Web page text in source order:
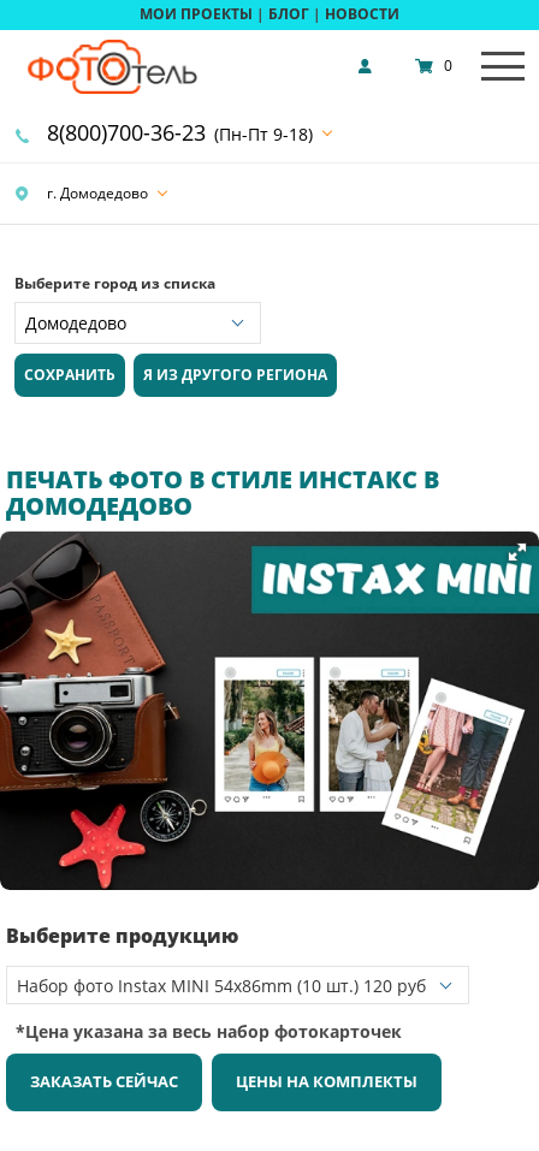
МОИ ПРОЕКТЫ | БЛОГ | НОВОСТИ
г. Домодедово
8(800)700-36-23 (Пн-Пт 9-18)
0
Выберите город из списка
СОХРАНИТЬ Я ИЗ ДРУГОГО РЕГИОНА
ПЕЧАТЬ ФОТО В СТИЛЕ ИНСТАКС В
ДОМОДЕДОВО
Выберите продукцию
*Цена указана за весь набор фотокарточек
ЗАКАЗАТЬ СЕЙЧАС ЦЕНЫ НА КОМПЛЕКТЫ